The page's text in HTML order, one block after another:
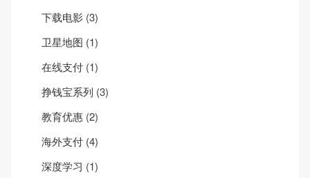
下载电影 (3)
卫星地图 (1)
在线支付 (1)
挣钱宝系列 (3)
教育优惠 (2)
海外支付 (4)
深度学习 (1)